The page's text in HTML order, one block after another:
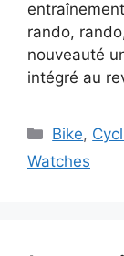
rando,
nouveauté
intégré au
Bike,
Watches